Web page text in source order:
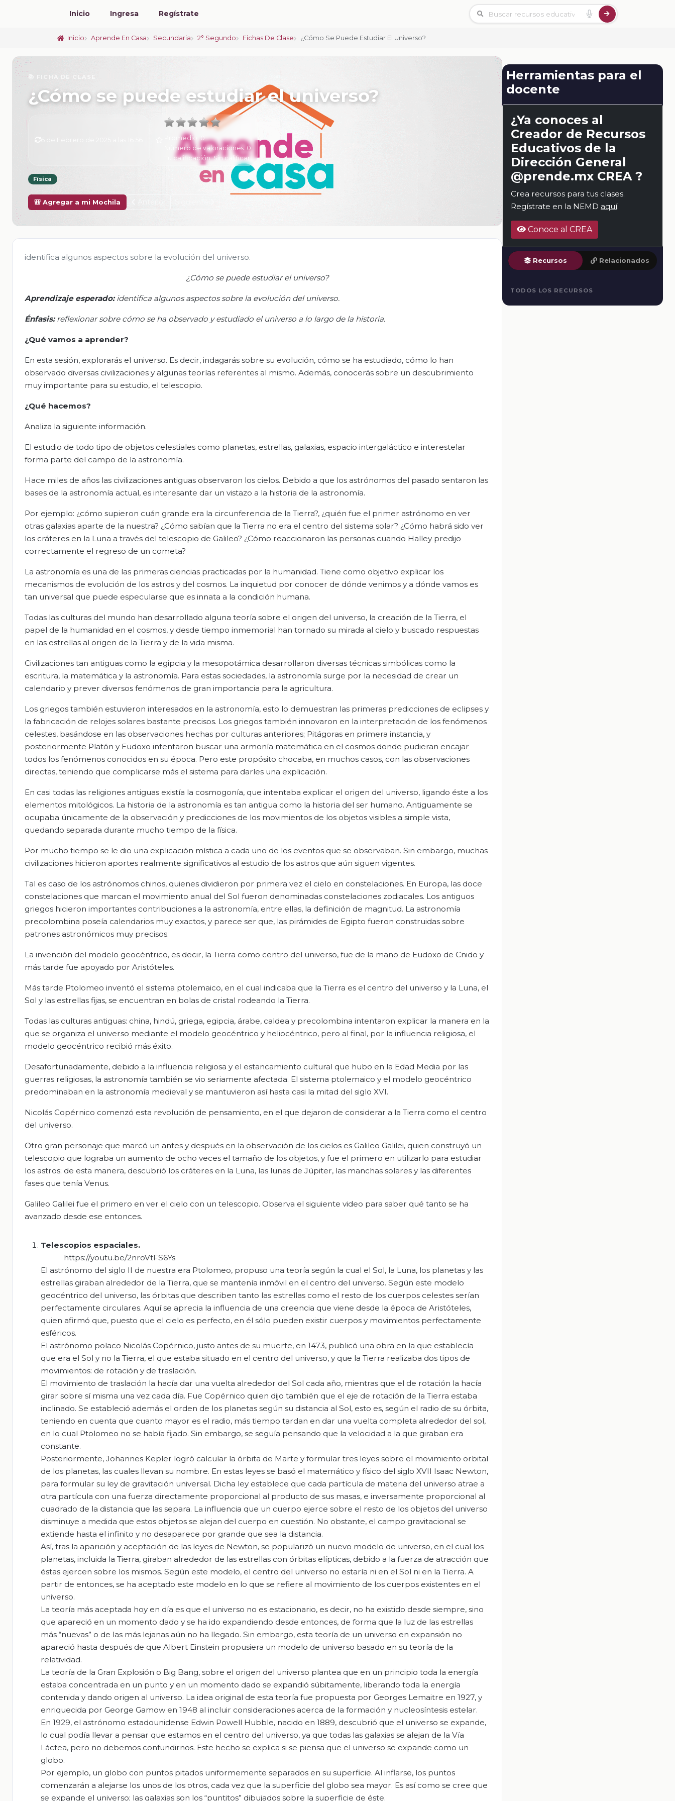
Inicio Ingresa Regístrate
Inicio Aprende En Casa Secundaria 2° Segundo Fichas De Clase ¿Cómo Se Puede Estudiar El Universo?
📚 FICHA DE CLASE
¿Cómo se puede estudiar el universo?
Promedio:0
Número de valoraciones: 0
Tu calificación:Sin calificar
Física
🎒 Agregar a mi Mochila
identifica algunos aspectos sobre la evolución del universo.
¿Cómo se puede estudiar el universo?
Aprendizaje esperado:identifica algunos aspectos sobre la evolución del universo.
Énfasis:reflexionar sobre cómo se ha observado y estudiado el universo a lo largo de la historia.
¿Qué vamos a aprender?
En esta sesión, explorarás el universo. Es decir, indagarás sobre su evolución, cómo se ha estudiado, cómo lo han
observado diversas civilizaciones y algunas teorías referentes al mismo. Además, conocerás sobre un descubrimiento
muy importante para su estudio, el telescopio.
¿Qué hacemos?
Analiza la siguiente información.
El estudio de todo tipo de objetos celestiales como planetas, estrellas, galaxias, espacio intergaláctico e interestelar
forma parte del campo de la astronomía.
Hace miles de años las civilizaciones antiguas observaron los cielos. Debido a que los astrónomos del pasado sentaron las
bases de la astronomía actual, es interesante dar un vistazo a la historia de la astronomía.
Por ejemplo: ¿cómo supieron cuán grande era la circunferencia de la Tierra?, ¿quién fue el primer astrónomo en ver
otras galaxias aparte de la nuestra? ¿Cómo sabían que la Tierra no era el centro del sistema solar? ¿Cómo habrá sido ver
los cráteres en la Luna a través del telescopio de Galileo? ¿Cómo reaccionaron las personas cuando Halley predijo
correctamente el regreso de un cometa?
La astronomía es una de las primeras ciencias practicadas por la humanidad. Tiene como objetivo explicar los
mecanismos de evolución de los astros y del cosmos. La inquietud por conocer de dónde venimos y a dónde vamos es
tan universal que puede especularse que es innata a la condición humana.
Todas las culturas del mundo han desarrollado alguna teoría sobre el origen del universo, la creación de la Tierra, el
papel de la humanidad en el cosmos, y desde tiempo inmemorial han tornado su mirada al cielo y buscado respuestas
en las estrellas al origen de la Tierra y de la vida misma.
Civilizaciones tan antiguas como la egipcia y la mesopotámica desarrollaron diversas técnicas simbólicas como la
escritura, la matemática y la astronomía. Para estas sociedades, la astronomía surge por la necesidad de crear un
calendario y prever diversos fenómenos de gran importancia para la agricultura.
Los griegos también estuvieron interesados en la astronomía, esto lo demuestran las primeras predicciones de eclipses y
la fabricación de relojes solares bastante precisos. Los griegos también innovaron en la interpretación de los fenómenos
celestes, basándose en las observaciones hechas por culturas anteriores; Pitágoras en primera instancia, y
posteriormente Platón y Eudoxo intentaron buscar una armonía matemática en el cosmos donde pudieran encajar
todos los fenómenos conocidos en su época. Pero este propósito chocaba, en muchos casos, con las observaciones
directas, teniendo que complicarse más el sistema para darles una explicación.
En casi todas las religiones antiguas existía la cosmogonía, que intentaba explicar el origen del universo, ligando éste a los
elementos mitológicos. La historia de la astronomía es tan antigua como la historia del ser humano. Antiguamente se
ocupaba únicamente de la observación y predicciones de los movimientos de los objetos visibles a simple vista,
quedando separada durante mucho tiempo de la física.
Por mucho tiempo se le dio una explicación mística a cada uno de los eventos que se observaban. Sin embargo, muchas
civilizaciones hicieron aportes realmente significativos al estudio de los astros que aún siguen vigentes.
Tal es caso de los astrónomos chinos, quienes dividieron por primera vez el cielo en constelaciones. En Europa, las doce
constelaciones que marcan el movimiento anual del Sol fueron denominadas constelaciones zodiacales. Los antiguos
griegos hicieron importantes contribuciones a la astronomía, entre ellas, la definición de magnitud. La astronomía
precolombina poseía calendarios muy exactos, y parece ser que, las pirámides de Egipto fueron construidas sobre
patrones astronómicos muy precisos.
La invención del modelo geocéntrico, es decir, la Tierra como centro del universo, fue de la mano de Eudoxo de Cnido y
más tarde fue apoyado por Aristóteles.
Más tarde Ptolomeo inventó el sistema ptolemaico, en el cual indicaba que la Tierra es el centro del universo y la Luna, el
Sol y las estrellas fijas, se encuentran en bolas de cristal rodeando la Tierra.
Todas las culturas antiguas: china, hindú, griega, egipcia, árabe, caldea y precolombina intentaron explicar la manera en la
que se organiza el universo mediante el modelo geocéntrico y heliocéntrico, pero al final, por la influencia religiosa, el
modelo geocéntrico recibió más éxito.
Desafortunadamente, debido a la influencia religiosa y el estancamiento cultural que hubo en la Edad Media por las
guerras religiosas, la astronomía también se vio seriamente afectada. El sistema ptolemaico y el modelo geocéntrico
predominaban en la astronomía medieval y se mantuvieron así hasta casi la mitad del siglo XVI.
Nicolás Copérnico comenzó esta revolución de pensamiento, en el que dejaron de considerar a la Tierra como el centro
del universo.
Otro gran personaje que marcó un antes y después en la observación de los cielos es Galileo Galilei, quien construyó un
telescopio que lograba un aumento de ocho veces el tamaño de los objetos, y fue el primero en utilizarlo para estudiar
los astros; de esta manera, descubrió los cráteres en la Luna, las lunas de Júpiter, las manchas solares y las diferentes
fases que tenía Venus.
Galileo Galilei fue el primero en ver el cielo con un telescopio. Observa el siguiente video para saber qué tanto se ha
avanzado desde ese entonces.
Telescopios espaciales.
https://youtu.be/2nroVtFS6Ys
El astrónomo del siglo II de nuestra era Ptolomeo, propuso una teoría según la cual el Sol, la Luna, los planetas y las
estrellas giraban alrededor de la Tierra, que se mantenía inmóvil en el centro del universo. Según este modelo
geocéntrico del universo, las órbitas que describen tanto las estrellas como el resto de los cuerpos celestes serían
perfectamente circulares. Aquí se aprecia la influencia de una creencia que viene desde la época de Aristóteles,
quien afirmó que, puesto que el cielo es perfecto, en él sólo pueden existir cuerpos y movimientos perfectamente
esféricos.
El astrónomo polaco Nicolás Copérnico, justo antes de su muerte, en 1473, publicó una obra en la que establecía
que era el Sol y no la Tierra, el que estaba situado en el centro del universo, y que la Tierra realizaba dos tipos de
movimientos: de rotación y de traslación.
El movimiento de traslación la hacía dar una vuelta alrededor del Sol cada año, mientras que el de rotación la hacía
girar sobre sí misma una vez cada día. Fue Copérnico quien dijo también que el eje de rotación de la Tierra estaba
inclinado. Se estableció además el orden de los planetas según su distancia al Sol, esto es, según el radio de su órbita,
teniendo en cuenta que cuanto mayor es el radio, más tiempo tardan en dar una vuelta completa alrededor del sol,
en lo cual Ptolomeo no se había fijado. Sin embargo, se seguía pensando que la velocidad a la que giraban era
constante.
Posteriormente, Johannes Kepler logró calcular la órbita de Marte y formular tres leyes sobre el movimiento orbital
de los planetas, las cuales llevan su nombre. En estas leyes se basó el matemático y físico del siglo XVII Isaac Newton,
para formular su ley de gravitación universal. Dicha ley establece que cada partícula de materia del universo atrae a
otra partícula con una fuerza directamente proporcional al producto de sus masas, e inversamente proporcional al
cuadrado de la distancia que las separa. La influencia que un cuerpo ejerce sobre el resto de los objetos del universo
disminuye a medida que estos objetos se alejan del cuerpo en cuestión. No obstante, el campo gravitacional se
extiende hasta el infinito y no desaparece por grande que sea la distancia.
Así, tras la aparición y aceptación de las leyes de Newton, se popularizó un nuevo modelo de universo, en el cual los
planetas, incluida la Tierra, giraban alrededor de las estrellas con órbitas elípticas, debido a la fuerza de atracción que
éstas ejercen sobre los mismos. Según este modelo, el centro del universo no estaría ni en el Sol ni en la Tierra. A
partir de entonces, se ha aceptado este modelo en lo que se refiere al movimiento de los cuerpos existentes en el
universo.
La teoría más aceptada hoy en día es que el universo no es estacionario, es decir, no ha existido desde siempre, sino
que apareció en un momento dado y se ha ido expandiendo desde entonces, de forma que la luz de las estrellas
más “nuevas” o de las más lejanas aún no ha llegado. Sin embargo, esta teoría de un universo en expansión no
apareció hasta después de que Albert Einstein propusiera un modelo de universo basado en su teoría de la
relatividad.
La teoría de la Gran Explosión o Big Bang, sobre el origen del universo plantea que en un principio toda la energía
estaba concentrada en un punto y en un momento dado se expandió súbitamente, liberando toda la energía
contenida y dando origen al universo. La idea original de esta teoría fue propuesta por Georges Lemaitre en 1927, y
enriquecida por George Gamow en 1948 al incluir consideraciones acerca de la formación y nucleosíntesis estelar.
En 1929, el astrónomo estadounidense Edwin Powell Hubble, nacido en 1889, descubrió que el universo se expande,
lo cual podía llevar a pensar que estamos en el centro del universo, ya que todas las galaxias se alejan de la Vía
Láctea, pero no debemos confundirnos. Este hecho se explica si se piensa que el universo se expande como un
globo.
Por ejemplo, un globo con puntos pitados uniformemente separados en su superficie. Al inflarse, los puntos
comenzarán a alejarse los unos de los otros, cada vez que la superficie del globo sea mayor. Es así como se cree que
se expande el universo; las galaxias son los “puntitos” dibujados sobre la superficie de éste.
Herramientas para el
docente
¿Ya conoces al
Creador de Recursos
Educativos de la
Dirección General
@prende.mx CREA ?
Crea recursos para tus clases.
Regístrate en la NEMD aquí.
Conoce al CREA
Recursos Relacionados
TODOS LOS RECURSOS